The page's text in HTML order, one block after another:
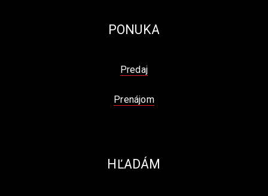
PONUKA
Predaj
Prenájom
HĽADÁM